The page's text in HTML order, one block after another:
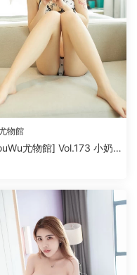
物館
尤物館] Vol.173 小奶